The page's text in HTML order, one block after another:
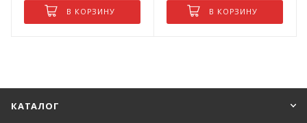
В КОРЗИНУ В КОРЗИНУ
КАТАЛОГ